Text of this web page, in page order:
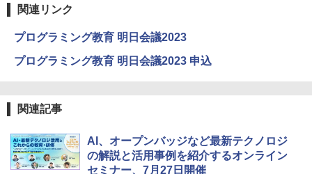
4
エンジニアリングキット小さなカート -
クリエイティブトイビルド、シンプルな
メカニックキット|子供向けの可動部品、
￥849
関連リンク
プログラミング教育 明日会議2023
プログラミング教育 明日会議2023 申込
関連記事
AI、オープンバッジなど最新テクノロジ
の解説と活用事例を紹介するオンライン
セミナー、7月27日開催